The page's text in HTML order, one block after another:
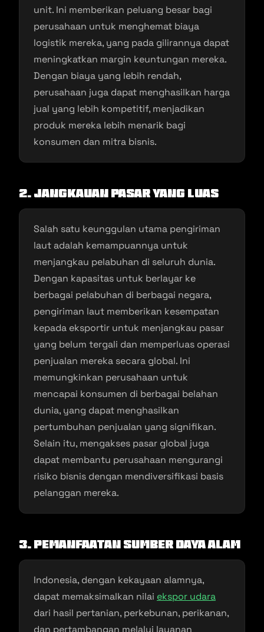
unit. Ini memberikan peluang besar bagi
perusahaan untuk menghemat biaya
logistik mereka, yang pada gilirannya dapat
meningkatkan margin keuntungan mereka.
Dengan biaya yang lebih rendah,
perusahaan juga dapat menghasilkan harga
jual yang lebih kompetitif, menjadikan
produk mereka lebih menarik bagi
konsumen dan mitra bisnis.
2. Jangkauan Pasar yang Luas
Salah satu keunggulan utama pengiriman
laut adalah kemampuannya untuk
menjangkau pelabuhan di seluruh dunia.
Dengan kapasitas untuk berlayar ke
berbagai pelabuhan di berbagai negara,
pengiriman laut memberikan kesempatan
kepada eksportir untuk menjangkau pasar
yang belum tergali dan memperluas operasi
penjualan mereka secara global. Ini
memungkinkan perusahaan untuk
mencapai konsumen di berbagai belahan
dunia, yang dapat menghasilkan
pertumbuhan penjualan yang signifikan.
Selain itu, mengakses pasar global juga
dapat membantu perusahaan mengurangi
risiko bisnis dengan mendiversifikasi basis
pelanggan mereka.
3. Pemanfaatan Sumber Daya Alam
Indonesia, dengan kekayaan alamnya,
dapat memaksimalkan nilai ekspor udara
dari hasil pertanian, perkebunan, perikanan,
dan pertambangan melalui layanan